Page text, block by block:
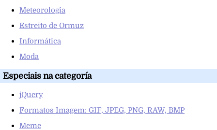
Meteorologia
Estreito de Ormuz
Informática
Moda
Especiais na categoría
jQuery
Formatos Imagem: GIF, JPEG, PNG, RAW, BMP
Meme